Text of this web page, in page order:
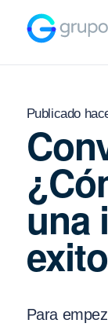
Publicado
una
Para